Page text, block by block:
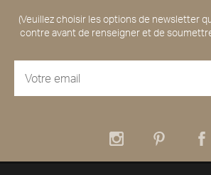
(Veuillez choisir les options de newsletter
contre avant de renseigner et de